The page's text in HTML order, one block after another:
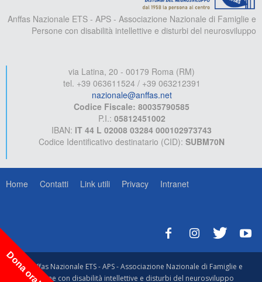
Anffas Nazionale ETS - APS - Associazione Nazionale di Famiglie e
Persone con disabilità intellettive e disturbi del neurosviluppo
via Latina, 20 - 00179 Roma (RM)
tel. +39 063611524 / +39 063212391
nazionale@anffas.net
Codice Fiscale: 80035790585
P.I.: 05812451002
IBAN: IT 44 L 02008 03284 000102973743
Codice Identificativo destinatario (CID): SUBM70N
Home Contatti Link utili Privacy Intranet
© Anffas Nazionale ETS - APS - Associazione Nazionale di Famiglie e
Persone con disabilità intellettive e disturbi del neurosviluppo
Dona ora!